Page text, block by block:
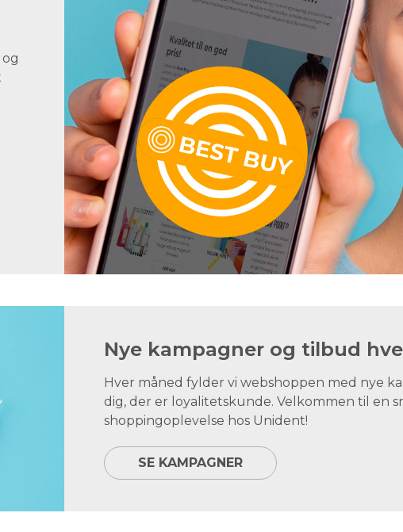
Nye kampagner og tilbud
Hver måned fylder vi webshoppen med nye
dig, der er loyalitetskunde. Velkommen til en
shoppingoplevelse hos Unident!
SE KAMPAGNER